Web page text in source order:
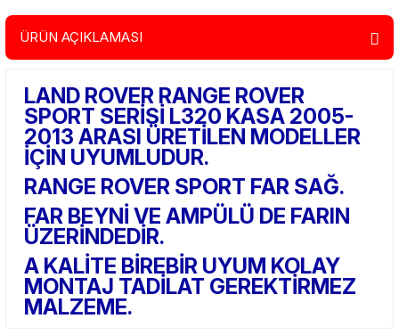
ÜRÜN AÇIKLAMASI
LAND ROVER RANGE ROVER
SPORT SERİSİ L320 KASA 2005-
2013 ARASI ÜRETİLEN MODELLER
İÇİN UYUMLUDUR.
RANGE ROVER SPORT FAR SAĞ.
FAR BEYNİ VE AMPÜLÜ DE FARIN
ÜZERİNDEDİR.
A KALİTE BİREBİR UYUM KOLAY
MONTAJ TADİLAT GEREKTİRMEZ
MALZEME.